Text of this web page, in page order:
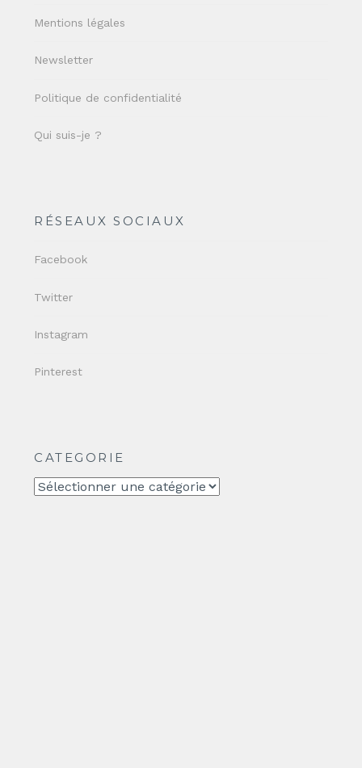
Mentions légales
Newsletter
Politique de confidentialité
Qui suis-je ?
RÉSEAUX SOCIAUX
Facebook
Twitter
Instagram
Pinterest
CATEGORIE
CATEGORIE